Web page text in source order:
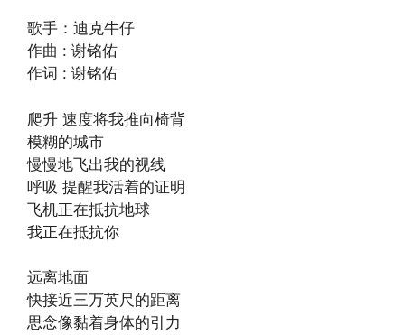
歌手：迪克牛仔
作曲 : 谢铭佑
作词 : 谢铭佑
爬升 速度将我推向椅背
模糊的城市
慢慢地飞出我的视线
呼吸 提醒我活着的证明
飞机正在抵抗地球
我正在抵抗你
远离地面
快接近三万英尺的距离
思念像黏着身体的引力